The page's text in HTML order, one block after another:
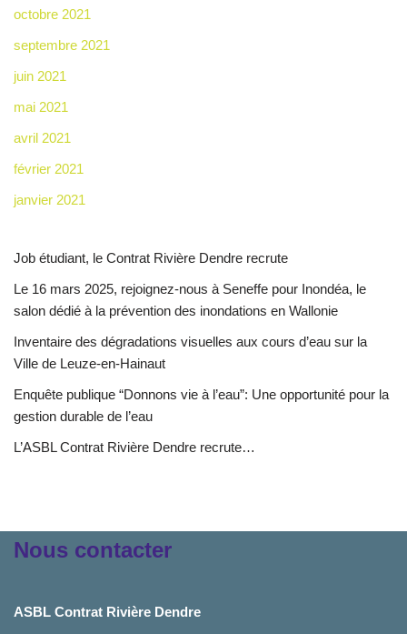
octobre 2021
septembre 2021
juin 2021
mai 2021
avril 2021
février 2021
janvier 2021
Job étudiant, le Contrat Rivière Dendre recrute
Le 16 mars 2025, rejoignez-nous à Seneffe pour Inondéa, le
salon dédié à la prévention des inondations en Wallonie
Inventaire des dégradations visuelles aux cours d’eau sur la
Ville de Leuze-en-Hainaut
Enquête publique “Donnons vie à l’eau”: Une opportunité pour la
gestion durable de l’eau
L’ASBL Contrat Rivière Dendre recrute…
Nous contacter
ASBL Contrat Rivière Dendre